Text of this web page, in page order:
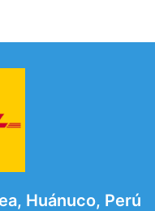
Huánuco, Perú